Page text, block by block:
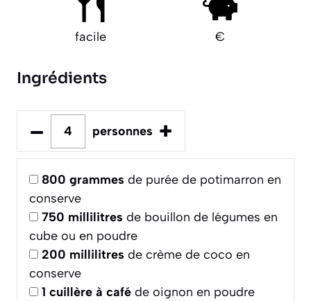
facile €
Ingrédients
– personnes +
800 grammes de purée de potimarron en
conserve
750 millilitres de bouillon de légumes en
cube ou en poudre
200 millilitres de crème de coco en
conserve
1 cuillère à café de oignon en poudre